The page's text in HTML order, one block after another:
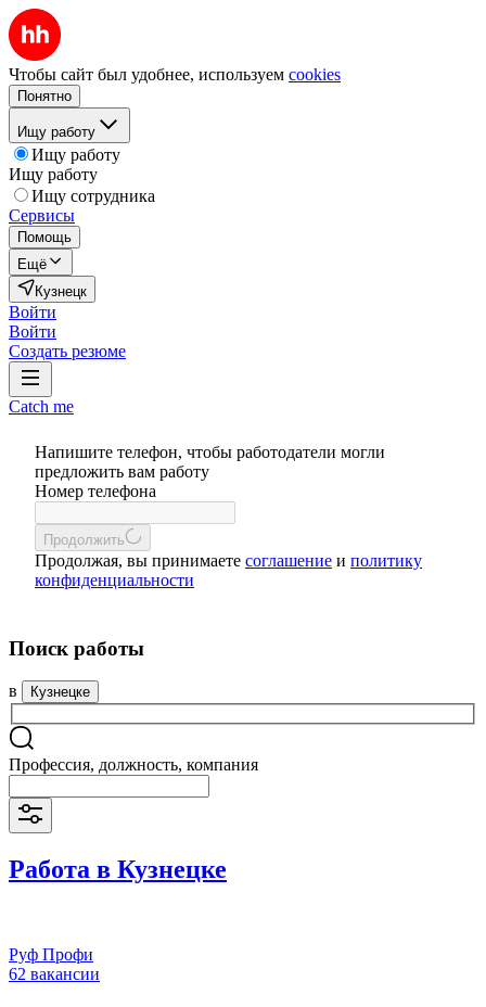
Чтобы сайт был удобнее, используем cookies
Понятно
Ищу работу
Ищу работу
Ищу работу
Ищу сотрудника
Сервисы
Помощь
Ещё
Кузнецк
Войти
Войти
Создать резюме
Catch me
Напишите телефон, чтобы работодатели могли
предложить вам работу
Номер телефона
Продолжить
Продолжая, вы принимаете соглашение и политику
конфиденциальности
Поиск работы
в Кузнецке
Профессия, должность, компания
Работа в Кузнецке
Руф Профи
62 вакансии